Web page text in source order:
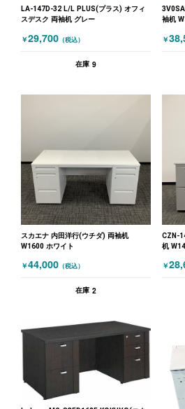
LA-147D-32 L/L PLUS(プラス) オフィ
スデスク 両袖机 グレー
￥29,700 （税込）
在庫 9
袖机
￥
スカエナ 内田洋行(ウチダ) 両袖机
W1600 ホワイト
￥44,000 （税込）
在庫 2
CZN-
机
￥